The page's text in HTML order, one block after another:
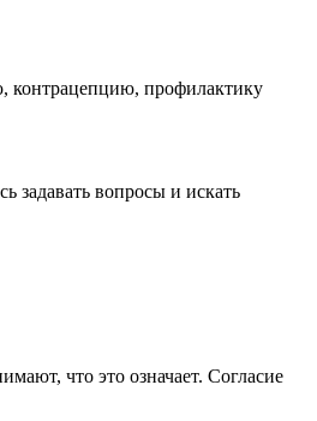
контрацепцию, профилактику
задавать вопросы и искать
что это означает. Согласие